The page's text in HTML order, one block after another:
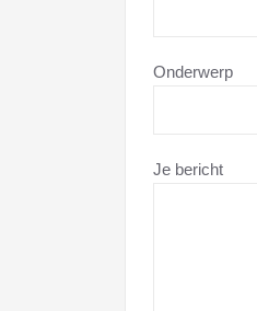
Onderwerp
Je bericht